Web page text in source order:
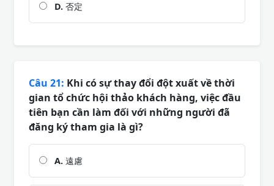
D. 否定
Câu 21: Khi có sự thay đổi đột xuất về thời
gian tổ chức hội thảo khách hàng, việc đầu
tiên bạn cần làm đối với những người đã
đăng ký tham gia là gì?
A. 遠慮